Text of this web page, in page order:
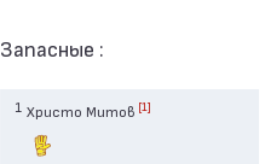
Запасные :
1 Христо Митов [1]